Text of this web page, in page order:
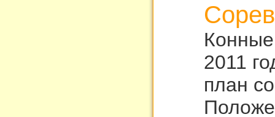
2011
план